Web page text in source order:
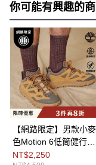
你可能有興趣的
【網路限定】男款小麥
色Motion 6低筒健行
鞋|A6DU2EDM
NT$2,250